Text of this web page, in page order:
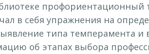
профориентационный
в себя упражнения на
типа темперамента и
об этапах выбора